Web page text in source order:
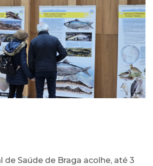
de Saúde de Braga acolhe, até 3